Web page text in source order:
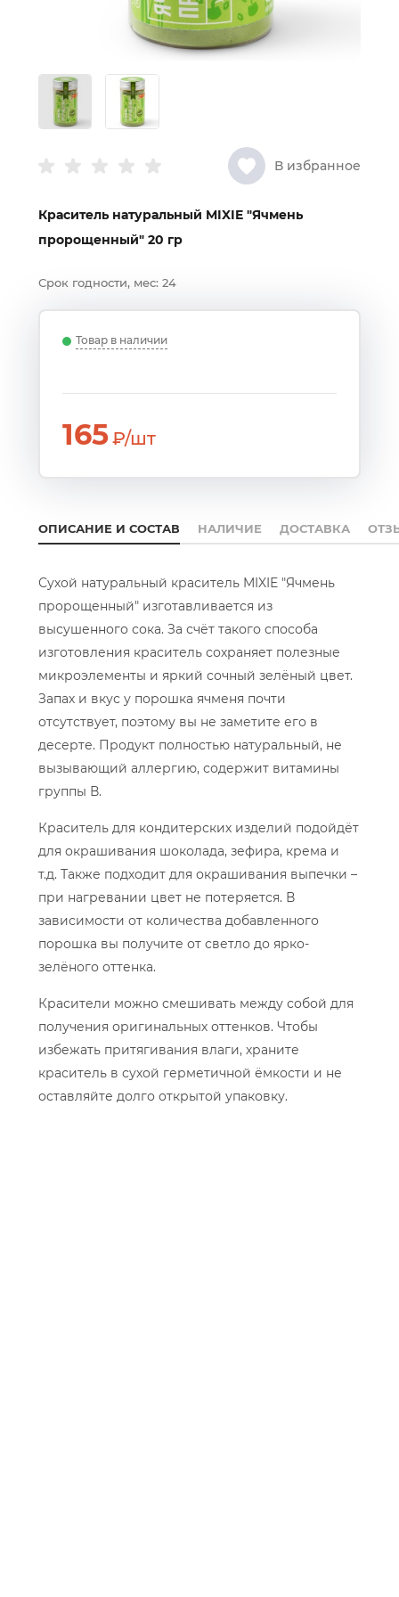
В избранное
Краситель натуральный MIXIE "Ячмень
пророщенный" 20 гр
Срок годности, мес: 24
Товар в наличии
165₽/шт
ОПИСАНИЕ И СОСТАВ НАЛИЧИЕ ДОСТАВКА
Сухой натуральный краситель MIXIE "Ячмень
пророщенный" изготавливается из
высушенного сока. За счёт такого способа
изготовления краситель сохраняет полезные
микроэлементы и яркий сочный зелёный цвет.
Запах и вкус у порошка ячменя почти
отсутствует, поэтому вы не заметите его в
десерте. Продукт полностью натуральный, не
вызывающий аллергию, содержит витамины
группы В.
Краситель для кондитерских изделий подойдёт
для окрашивания шоколада, зефира, крема и
т.д. Также подходит для окрашивания выпечки –
при нагревании цвет не потеряется. В
зависимости от количества добавленного
порошка вы получите от светло до ярко-
зелёного оттенка.
Красители можно смешивать между собой для
получения оригинальных оттенков. Чтобы
избежать притягивания влаги, храните
краситель в сухой герметичной ёмкости и не
оставляйте долго открытой упаковку.